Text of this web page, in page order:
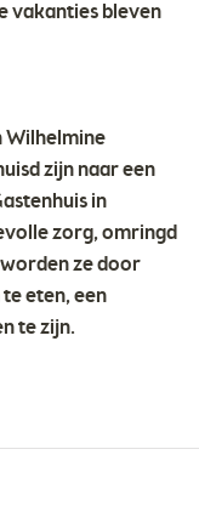
vakanties bleven
Wilhelmine
zijn naar een
in
zorg, omringd
ze door
eten, een
te zijn.